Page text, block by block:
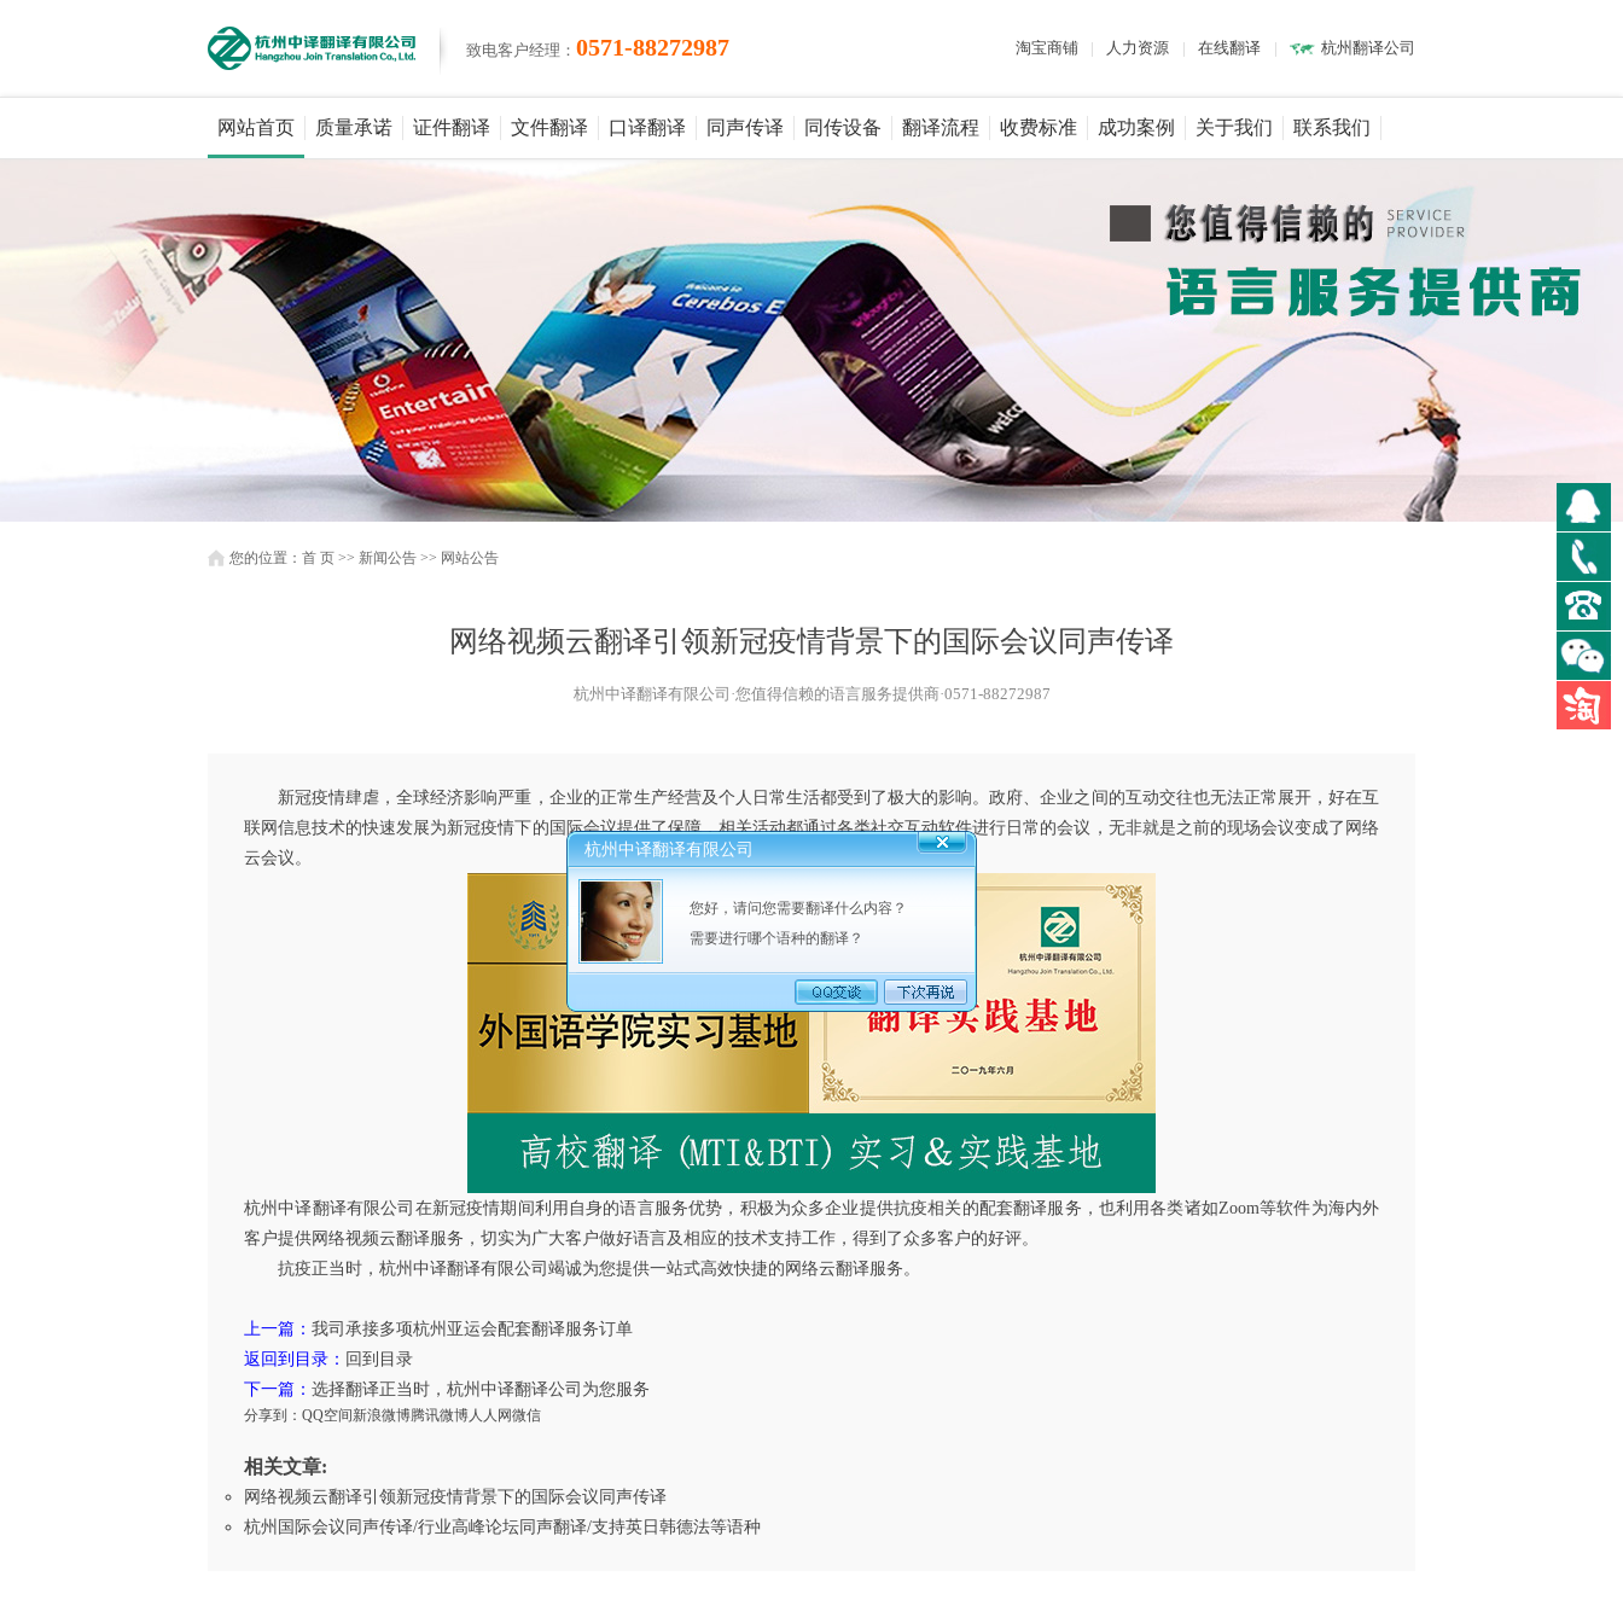
致电客户经理： 0571-88272987 淘宝商铺 | 人力资源 | 在线翻译 | 杭州翻译公司
网站首页 质量承诺 证件翻译 文件翻译 口译翻译 同声传译 同传设备 翻译流程 收费标准 成功案例 关于我们 联系我们
杭州中译翻译有限公司
您好，请问您需要翻译什么内容？
需要进行哪个语种的翻译？
您的位置： 首 页 >> 新闻公告 >> 网站公告
网络视频云翻译引领新冠疫情背景下的国际会议同声传译
杭州中译翻译有限公司·您值得信赖的语言服务提供商·0571-88272987
新冠疫情肆虐，全球经济影响严重，企业的正常生产经营及个人日常生活都受到了极大的影响。政府、企业之间的互动交往也无法正常展开，好在互
联网信息技术的快速发展为新冠疫情下的国际会议提供了保障，相关活动都通过各类社交互动软件进行日常的会议，无非就是之前的现场会议变成了网络
云会议。
杭州中译翻译有限公司在新冠疫情期间利用自身的语言服务优势，积极为众多企业提供抗疫相关的配套翻译服务，也利用各类诸如Zoom等软件为海内外
客户提供网络视频云翻译服务，切实为广大客户做好语言及相应的技术支持工作，得到了众多客户的好评。
抗疫正当时，杭州中译翻译有限公司竭诚为您提供一站式高效快捷的网络云翻译服务。
上一篇： 我司承接多项杭州亚运会配套翻译服务订单
返回到目录： 回到目录
下一篇： 选择翻译正当时，杭州中译翻译公司为您服务
分享到： QQ空间 新浪微博腾讯微博人人网微信
相关文章:
网络视频云翻译引领新冠疫情背景下的国际会议同声传译
杭州国际会议同声传译/行业高峰论坛同声翻译/支持英日韩德法等语种